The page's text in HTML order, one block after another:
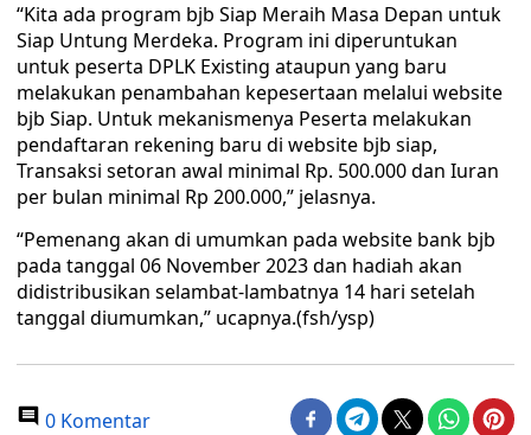
“Kita ada program bjb Siap Meraih Masa Depan untuk
Siap Untung Merdeka. Program ini diperuntukan
untuk peserta DPLK Existing ataupun yang baru
melakukan penambahan kepesertaan melalui website
bjb Siap. Untuk mekanismenya Peserta melakukan
pendaftaran rekening baru di website bjb siap,
Transaksi setoran awal minimal Rp. 500.000 dan Iuran
per bulan minimal Rp 200.000,” jelasnya.
“Pemenang akan di umumkan pada website bank bjb
pada tanggal 06 November 2023 dan hadiah akan
didistribusikan selambat-lambatnya 14 hari setelah
tanggal diumumkan,” ucapnya.(fsh/ysp)
0 Komentar